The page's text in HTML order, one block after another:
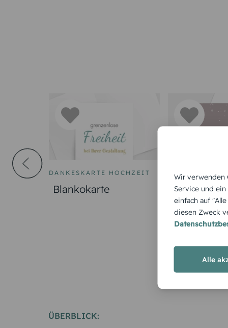
DANKESKARTE HOCHZEIT
Blankokarte Tauffest
ÜBERBLICK:
Wir verwenden
Service und
einfach auf
diesen Zweck
Alle